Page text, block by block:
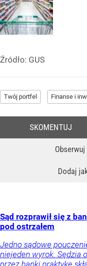
Źródło: GUS
Twój portfel Finanse i
Obserwuj
Dodaj
SKOMENTUJ
Sąd rozprawił się z
pod ostrzałem
Jedno sądowe
niejeden wyrok. Sędzia
przez banki praktykę